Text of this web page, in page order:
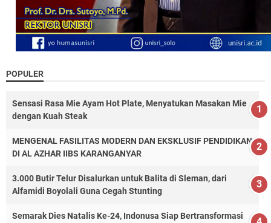
POPULER
Sensasi Rasa Mie Ayam Hot Plate, Menyatukan Masakan Mie
dengan Kuah Steak
MENGENAL FASILITAS MODERN DAN EKSKLUSIF PENDIDIKAN
DI AL AZHAR IIBS KARANGANYAR
3.000 Butir Telur Disalurkan untuk Balita di Sleman, dari
Alfamidi Boyolali Guna Cegah Stunting
Semarak Dies Natalis Ke-24, Indonusa Siap Bertransformasi